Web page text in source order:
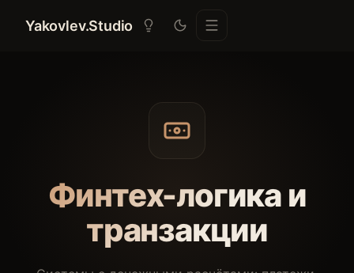
Yakovlev.Studio
Финтех-логика и
транзакции